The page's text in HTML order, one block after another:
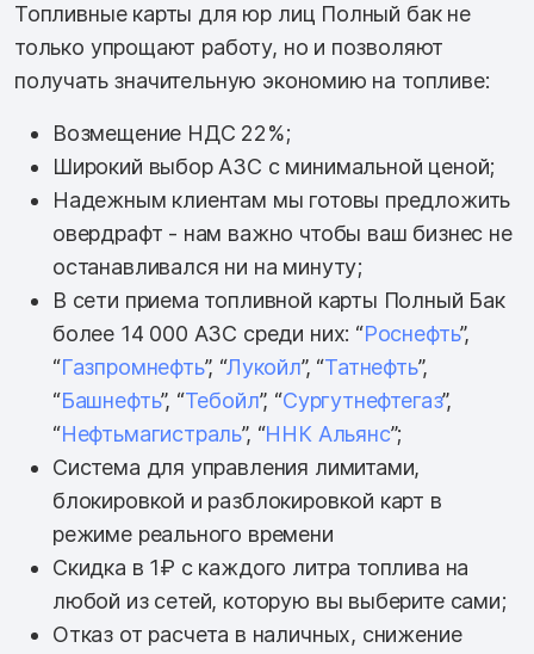
Топливные карты для юр лиц Полный бак не
только упрощают работу, но и позволяют
получать значительную экономию на топливе:
Возмещение НДС 22%;
Широкий выбор АЗС с минимальной ценой;
Надежным клиентам мы готовы предложить
овердрафт - нам важно чтобы ваш бизнес не
останавливался ни на минуту;
В сети приема топливной карты Полный Бак
более 14 000 АЗС среди них: “Роснефть”,
“Газпромнефть”, “Лукойл”, “Татнефть”,
“Башнефть”, “Тебойл”, “Сургутнефтегаз”,
“Нефтьмагистраль”, “ННК Альянс”;
Система для управления лимитами,
блокировкой и разблокировкой карт в
режиме реального времени
Скидка в 1₽ с каждого литра топлива на
любой из сетей, которую вы выберите сами;
Отказ от расчета в наличных, снижение